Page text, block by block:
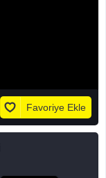
Favoriye Ekle